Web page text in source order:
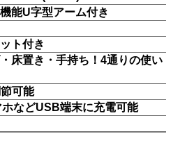
能U字型アーム付き
ト付き
床置き・手持ち！4通りの使い
可能
などUSB端末に充電可能